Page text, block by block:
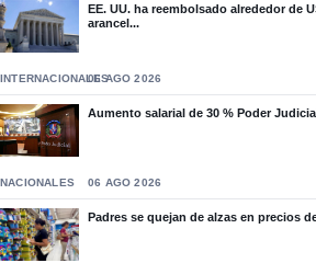
EE. UU. ha reembolsado alrededor de
arancel...
INTERNACIONALES06 AGO 2026
Aumento salarial de 30 % Poder
NACIONALES 06 AGO 2026
Padres se quejan de alzas en precios